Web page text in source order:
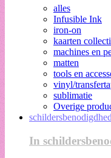
alles
Infusible Ink
iron-on
kaarten
machines en
matten
tools en
vinyl/
sublimatie
Overige
In